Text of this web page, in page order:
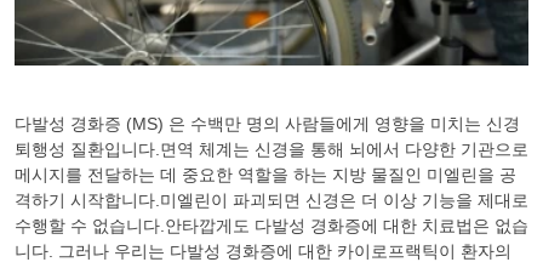
다발성 경화증 (MS) 은 수백만 명의 사람들에게 영향을 미치는 신경
퇴행성 질환입니다.면역 체계는 신경을 통해 뇌에서 다양한 기관으로
메시지를 전달하는 데 중요한 역할을 하는 지방 물질인 미엘린을 공
격하기 시작합니다.미엘린이 파괴되면 신경은 더 이상 기능을 제대로
수행할 수 없습니다.안타깝게도 다발성 경화증에 대한 치료법은 없습
니다. 그러나 우리는 다발성 경화증에 대한 카이로프랙틱이 환자의